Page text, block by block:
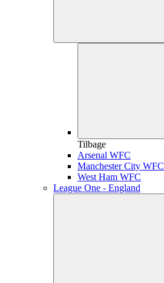
Tilbage
Arsenal WFC
Manchester City WFC
West Ham WFC
League One - England